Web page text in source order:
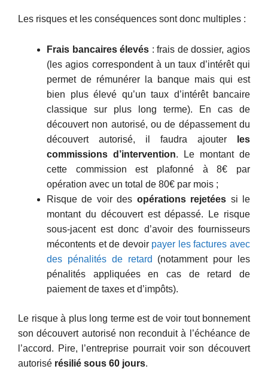
Les risques et les conséquences sont donc multiples :
Frais bancaires élevés : frais de dossier, agios
(les agios correspondent à un taux d’intérêt qui
permet de rémunérer la banque mais qui est
bien plus élevé qu’un taux d’intérêt bancaire
classique sur plus long terme). En cas de
découvert non autorisé, ou de dépassement du
découvert autorisé, il faudra ajouter
les
commissions d’intervention. Le montant de
cette commission est plafonné à 8€ par
opération avec un total de 80€ par mois ;
Risque de voir des opérations rejetées si le
montant du découvert est dépassé. Le risque
sous-jacent est donc d’avoir des fournisseurs
mécontents et de devoir payer les factures avec
des pénalités de retard (notamment pour les
pénalités appliquées en cas de retard de
paiement de taxes et d’impôts).
Le risque à plus long terme est de voir tout bonnement
son découvert autorisé non reconduit à l’échéance de
l’accord. Pire, l’entreprise pourrait voir son découvert
autorisé résilié sous 60 jours.